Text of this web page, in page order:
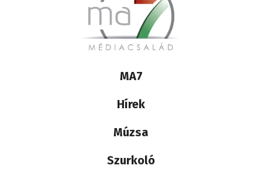
Lábléc
médiacsalád
MA7
Hírek
Múzsa
Szurkoló